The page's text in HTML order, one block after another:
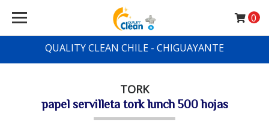
QUALITY CLEAN CHILE - CHIGUAYANTE
0
TORK
papel servilleta tork lunch 500 hojas